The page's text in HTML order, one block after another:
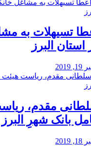
تسیهلات به
استان البرز
مقدم،
بانک شهرِ البرز